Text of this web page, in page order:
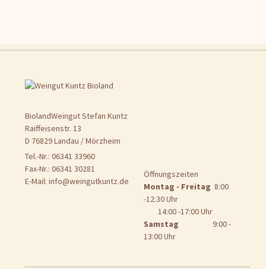
BiolandWeingut Stefan Kuntz
Raiffeisenstr. 13
D 76829 Landau / Mörzheim
Tel.-Nr.: 06341 33960
Fax-Nr.: 06341 30281
E-Mail:info@weingutkuntz.de
Öffnungszeiten
Montag - Freitag 8:00
-12:30 Uhr
14:00 -17:00 Uhr
Samstag 9:00 -
13:00 Uhr